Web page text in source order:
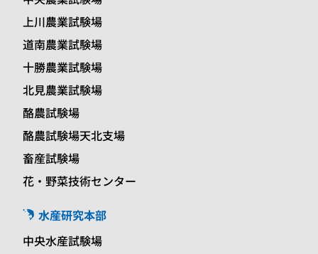
上川農業試験場
道南農業試験場
十勝農業試験場
北見農業試験場
酪農試験場
酪農試験場天北支場
畜産試験場
花・野菜技術センター
水産研究本部
中央水産試験場